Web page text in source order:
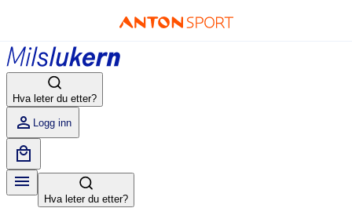
Hva leter du etter?
Logg inn
Hva leter du etter?